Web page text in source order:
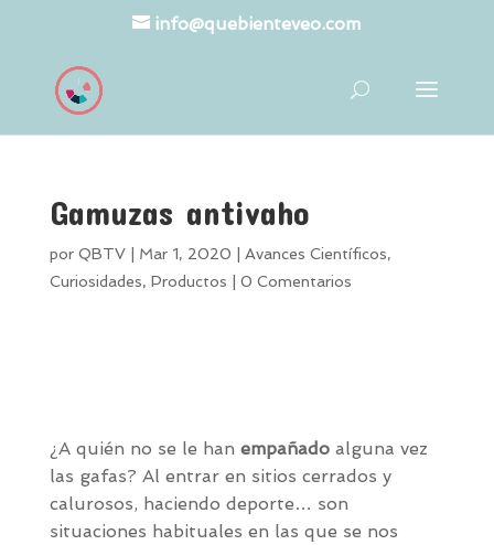
info@quebienteveo.com
Gamuzas antivaho
por QBTV| Mar 1, 2020 Avances Científicos,
Curiosidades, Productos 0 Comentarios
¿A quién no se le han empañadoalguna vez
las gafas? Al entrar en sitios cerrados y
calurosos, haciendo deporte… son
situaciones habituales en las que se nos